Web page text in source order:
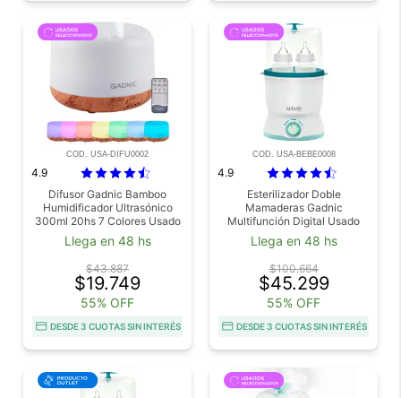
COD. USA-DIFU0002
4.9
Difusor Gadnic Bamboo
Humidificador Ultrasónico
300ml 20hs 7 Colores Usado
Llega en 48 hs
$43.887
$19.749
55% OFF
DESDE 3 CUOTAS SIN INTERÉS
COD. USA-BEBE0008
4.9
Esterilizador Doble
Mamaderas Gadnic
Multifunción Digital Usado
Llega en 48 hs
$100.664
$45.299
55% OFF
DESDE 3 CUOTAS SIN INTERÉS